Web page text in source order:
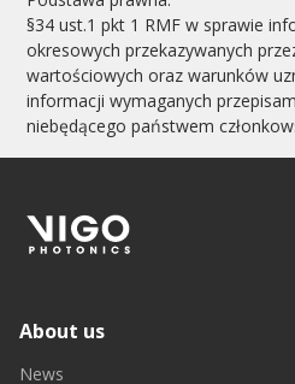
§34 ust.1 pkt 1 RMF w sprawie
okresowych przekazywanych
wartościowych oraz warunków
informacji wymaganych
niebędącego państwem
About us
News